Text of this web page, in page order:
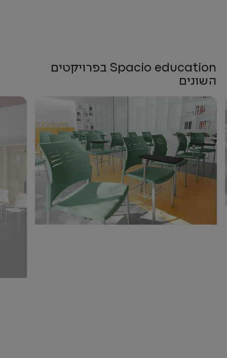
Spacio education בפרויקטים
השונים